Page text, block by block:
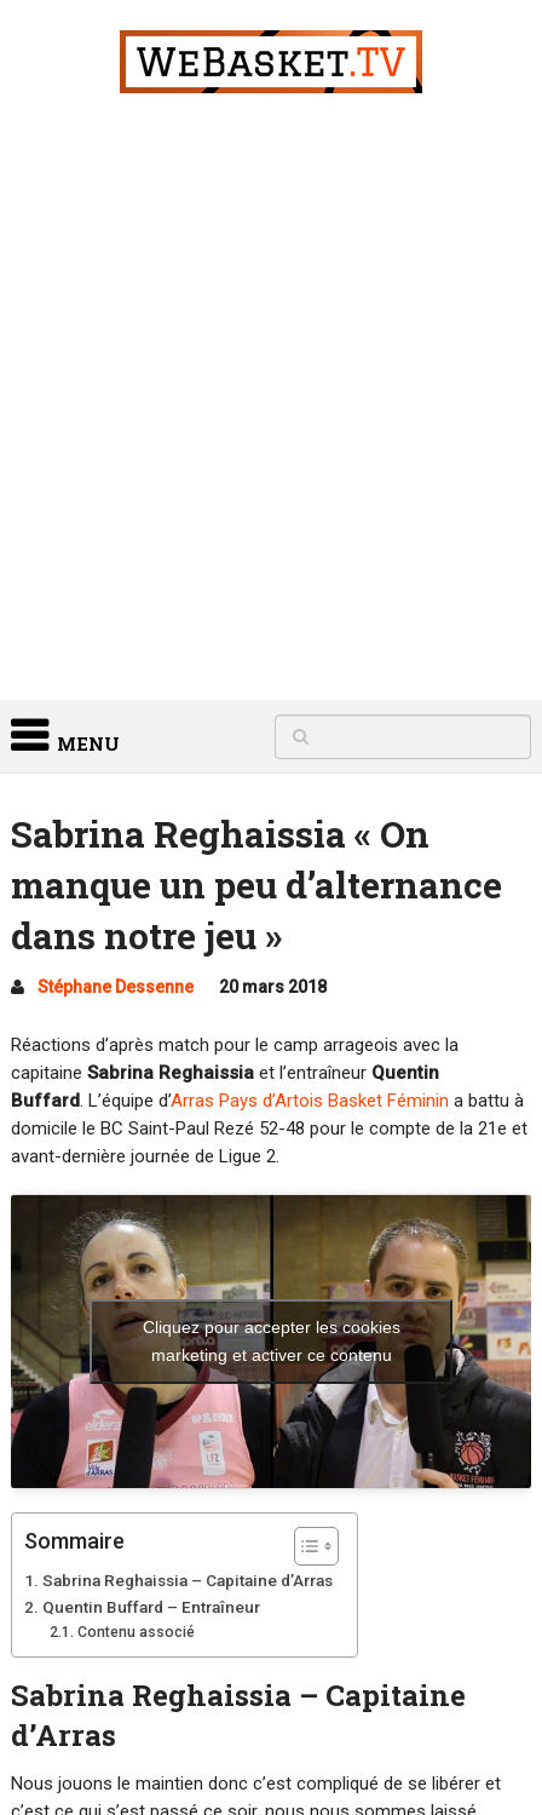
MENU
Sabrina Reghaissia « On
manque un peu d’alternance
dans notre jeu »
Stéphane Dessenne 20 mars 2018
Réactions d’après match pour le camp arrageois avec la
capitaine Sabrina Reghaissiaet l’entraîneur Quentin
Buffard. L’équipe d’Arras Pays d’Artois Basket Féminin a battu à
domicile le BC Saint-Paul Rezé 52-48 pour le compte de la 21e et
avant-dernière journée de Ligue 2.
Cliquez pour accepter les cookies
marketing et activer ce contenu
Sommaire
Sabrina Reghaissia – Capitaine d’Arras
Quentin Buffard – Entraîneur
Contenu associé
Sabrina Reghaissia – Capitaine
d’Arras
Nous jouons le maintien donc c’est compliqué de se libérer et